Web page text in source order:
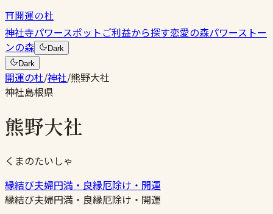
⛩開運の杜
神社寺パワースポットご利益から探す恋愛の森パワーストー
ンの森
Dark
Dark
開運の杜/神社/熊野大社
神社島根県
熊野大社
くまのたいしゃ
縁結び夫婦円満・良縁厄除け・開運
縁結び夫婦円満・良縁厄除け・開運